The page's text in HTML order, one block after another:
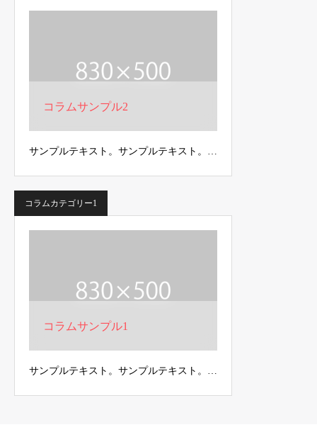
コラムサンプル2
サンプルテキスト。サンプルテキスト。…
コラムカテゴリー1
コラムサンプル1
サンプルテキスト。サンプルテキスト。…